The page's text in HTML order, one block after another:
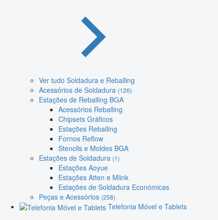
Ver tudo Soldadura e Reballing
Acessórios de Soldadura (126)
Estações de Reballing BGA
Acessórios Reballing
Chipsets Gráficos
Estações Reballing
Fornos Reflow
Stencils e Moldes BGA
Estações de Soldadura (1)
Estações Aoyue
Estações Atten e Mlink
Estações de Soldadura Económicas
Peças e Acessórios (258)
Telefonia Móvel e Tablets